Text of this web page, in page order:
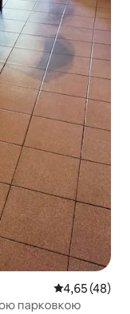
Середня
4,65 (48)
парковкою